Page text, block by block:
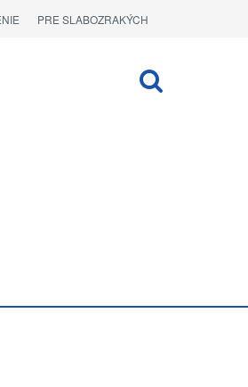
PRE SLABOZRAKÝCH